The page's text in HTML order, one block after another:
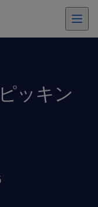
ッキン